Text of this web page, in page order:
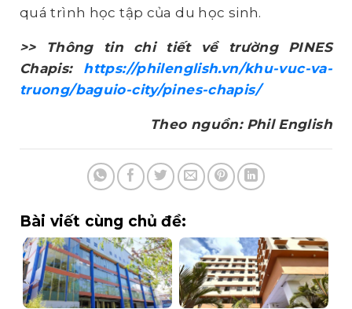
quá trình học tập của du học sinh.
>> Thông tin chi tiết về trường PINES
Chapis: https://philenglish.vn/khu-vuc-va-
truong/baguio-city/pines-chapis/
Theo nguồn: Phil English
Bài viết cùng chủ đề: